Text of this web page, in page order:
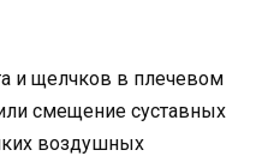
и щелчков в плечевом
смещение суставных
воздушных